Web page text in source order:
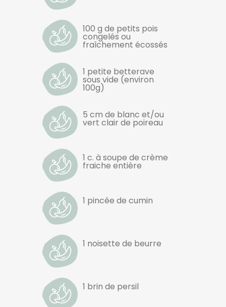
100 g de petits pois
congelés ou
fraîchement écossés
1 petite betterave
sous vide (environ
100g)
5 cm de blanc et/ou
vert clair de poireau
1 c. à soupe de crème
fraiche entière
1 pincée de cumin
1 noisette de beurre
1 brin de persil